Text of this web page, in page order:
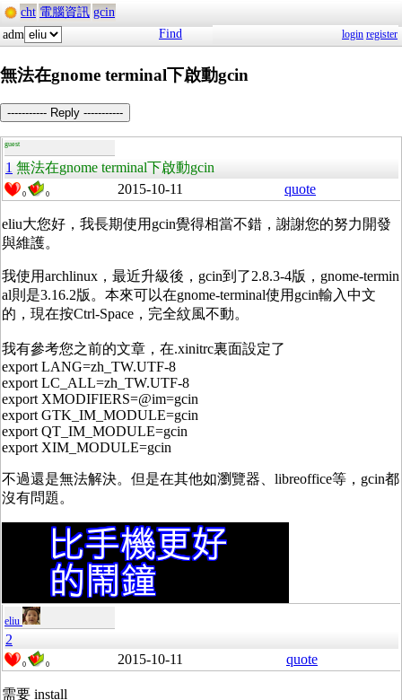
cht 電腦資訊 gcin
adm
Find login register
無法在gnome terminal下啟動gcin
----------- Reply -----------
guest
1 無法在gnome terminal下啟動gcin
0 0 2015-10-11 quote
eliu大您好，我長期使用gcin覺得相當不錯，謝謝您的努力開發
與維護。
我使用archlinux，最近升級後，gcin到了2.8.3-4版，gnome-termin
al則是3.16.2版。本來可以在gnome-terminal使用gcin輸入中文
的，現在按Ctrl-Space，完全紋風不動。
我有參考您之前的文章，在.xinitrc裏面設定了
export LANG=zh_TW.UTF-8
export LC_ALL=zh_TW.UTF-8
export XMODIFIERS=@im=gcin
export GTK_IM_MODULE=gcin
export QT_IM_MODULE=gcin
export XIM_MODULE=gcin
不過還是無法解決。但是在其他如瀏覽器、libreoffice等，gcin都
沒有問題。
eliu
2
0 0 2015-10-11 quote
需要 install